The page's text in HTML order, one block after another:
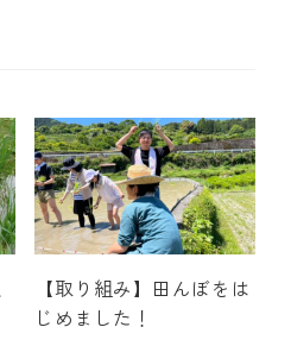
【取り組み】田んぼをは
じめました！